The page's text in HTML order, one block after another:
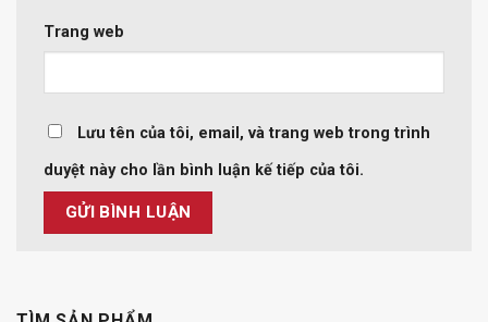
Trang web
Lưu tên của tôi, email, và trang web trong trình
duyệt này cho lần bình luận kế tiếp của tôi.